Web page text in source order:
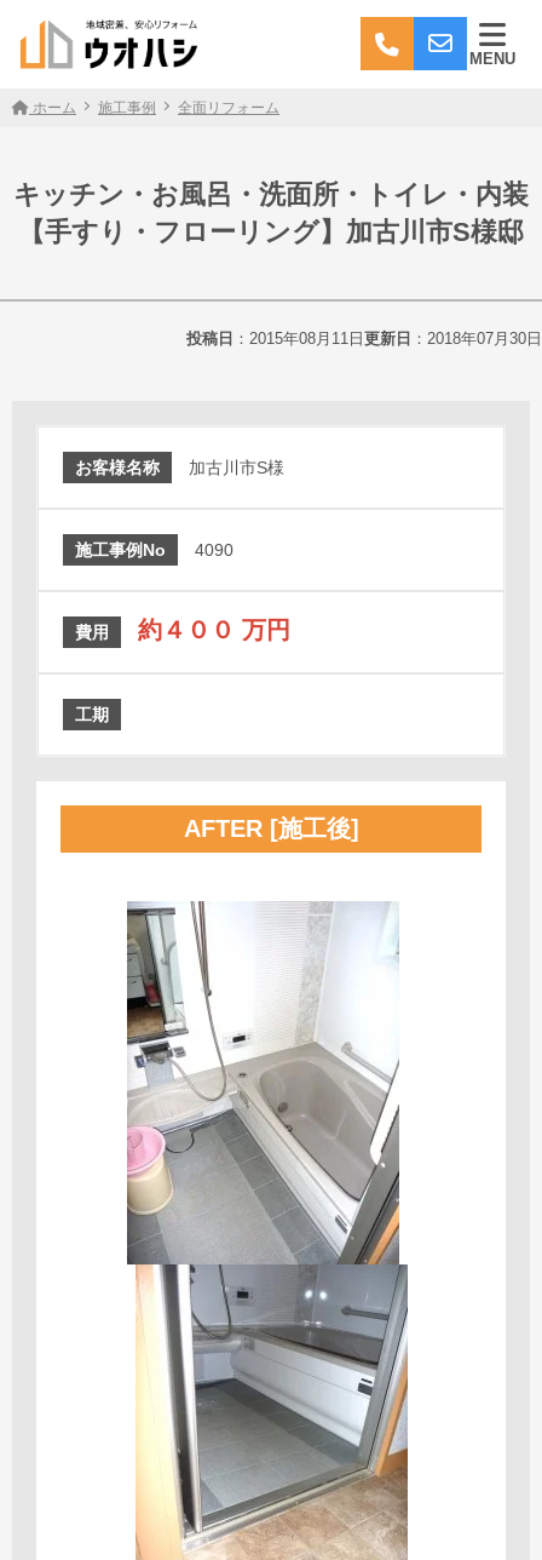
MENU
ホーム 施工事例 全面リフォーム
キッチン・お風呂・洗面所・トイレ・内装
【手すり・フローリング】加古川市S様邸
投稿日 ：2015年08月11日 更新日 ：2018年07月30日
お客様名称 加古川市S様
施工事例No 4090
費用 約４００ 万円
工期
AFTER [施工後]